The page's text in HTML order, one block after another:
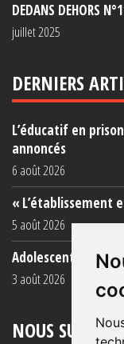
DEDANS DEHORS
juillet 2025
DERNIERS
L’éducatif en
annoncés
6 août 2026
« L’établissement
5 août 2026
Adolescent·es
3 août 2026
NOUS SUIVRE